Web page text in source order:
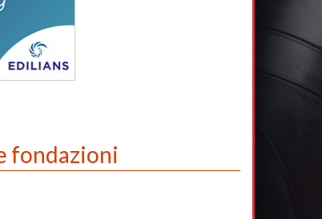
fondazioni